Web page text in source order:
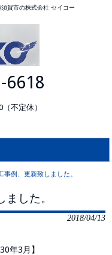
賀市の株式会社 セイコー
6618
不定休）
事例、更新致しました。
した。
2018/04/13
年3月】